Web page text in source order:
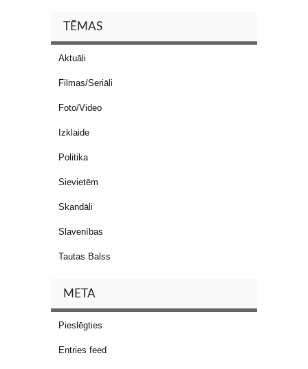
TĒMAS
Aktuāli
Filmas/Seriāli
Foto/Video
Izklaide
Politika
Sievietēm
Skandāli
Slavenības
Tautas Balss
META
Pieslēgties
Entries feed